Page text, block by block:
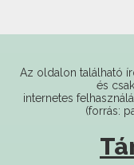
internetes
(forrás: